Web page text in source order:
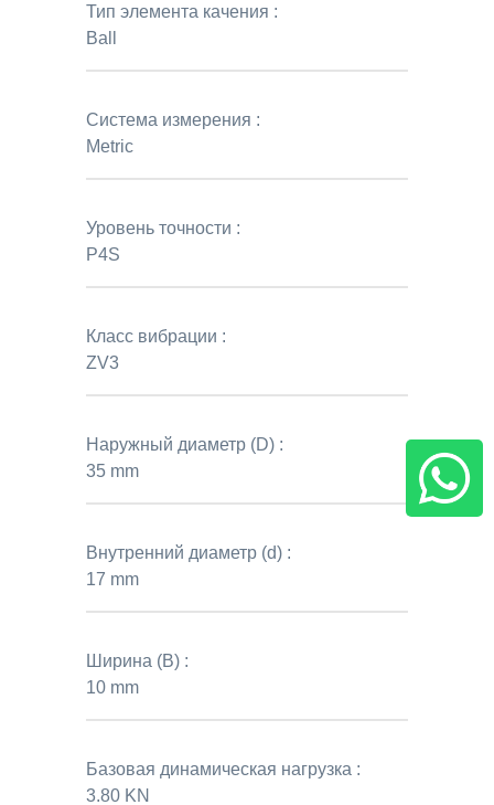
Тип элемента качения :
Ball
Система измерения :
Metric
Уровень точности :
P4S
Класс вибрации :
ZV3
Наружный диаметр (D) :
35 mm
Внутренний диаметр (d) :
17 mm
Ширина (B) :
10 mm
Базовая динамическая нагрузка :
3.80 KN